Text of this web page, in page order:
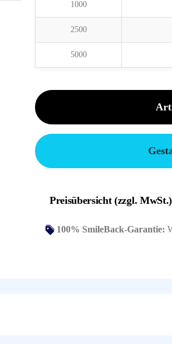
1000
2500
5000
Preisübersicht (zzgl. MwSt.)
100% SmileBack-Garantie: